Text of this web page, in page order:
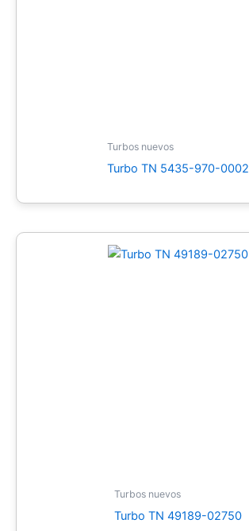
Turbos nuevos
Turbo TN 5435-970-0002
Turbos nuevos
Turbo TN 49189-02750